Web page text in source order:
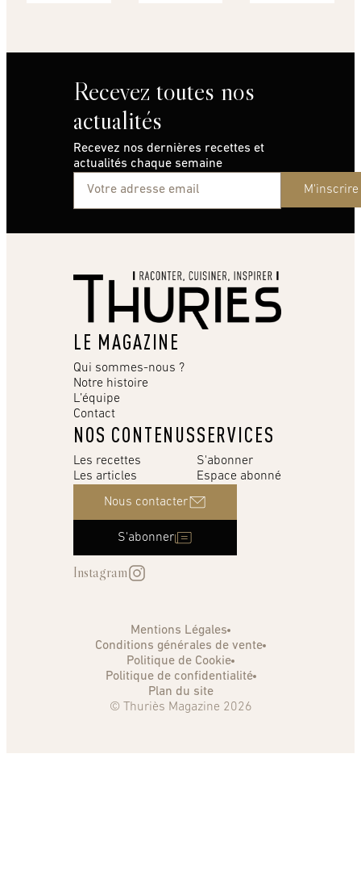
Recevez toutes nos
actualités
Recevez nos dernières recettes et
actualités chaque semaine
M'inscrire
LE MAGAZINE
Qui sommes-nous ?
Notre histoire
L’équipe
Contact
NOS CONTENUS
Les recettes
Les articles
SERVICES
S'abonner
Espace abonné
Nous contacter
S'abonner
Instagram
Mentions Légales
Conditions générales de vente
Politique de Cookie
Politique de confidentialité
Plan du site
© Thuriès Magazine 2026